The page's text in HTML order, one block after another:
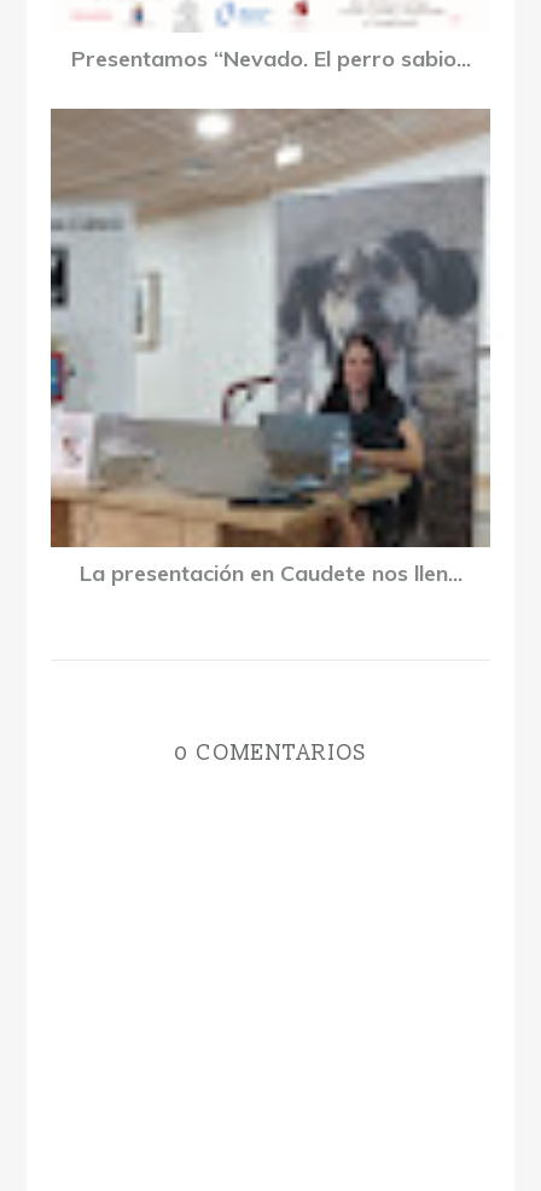
Presentamos “Nevado. El perro sabio...
La presentación en Caudete nos llen...
0 COMENTARIOS